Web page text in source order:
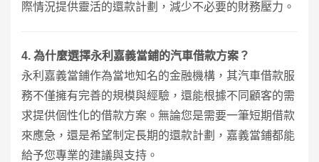
際情況提供靈活的還款計劃，減少不必要的財務壓力。
4. 為什麼選擇永利嘉義當鋪的汽車借款方案？
永利嘉義當鋪作為當地知名的金融機構，其汽車借款服
務不僅擁有完善的規模與經驗，還能根據不同顧客的需
求提供個性化的借款方案。無論您是需要一筆短期借款
來應急，還是希望制定長期的還款計劃，嘉義當鋪都能
給予您專業的建議與支持。